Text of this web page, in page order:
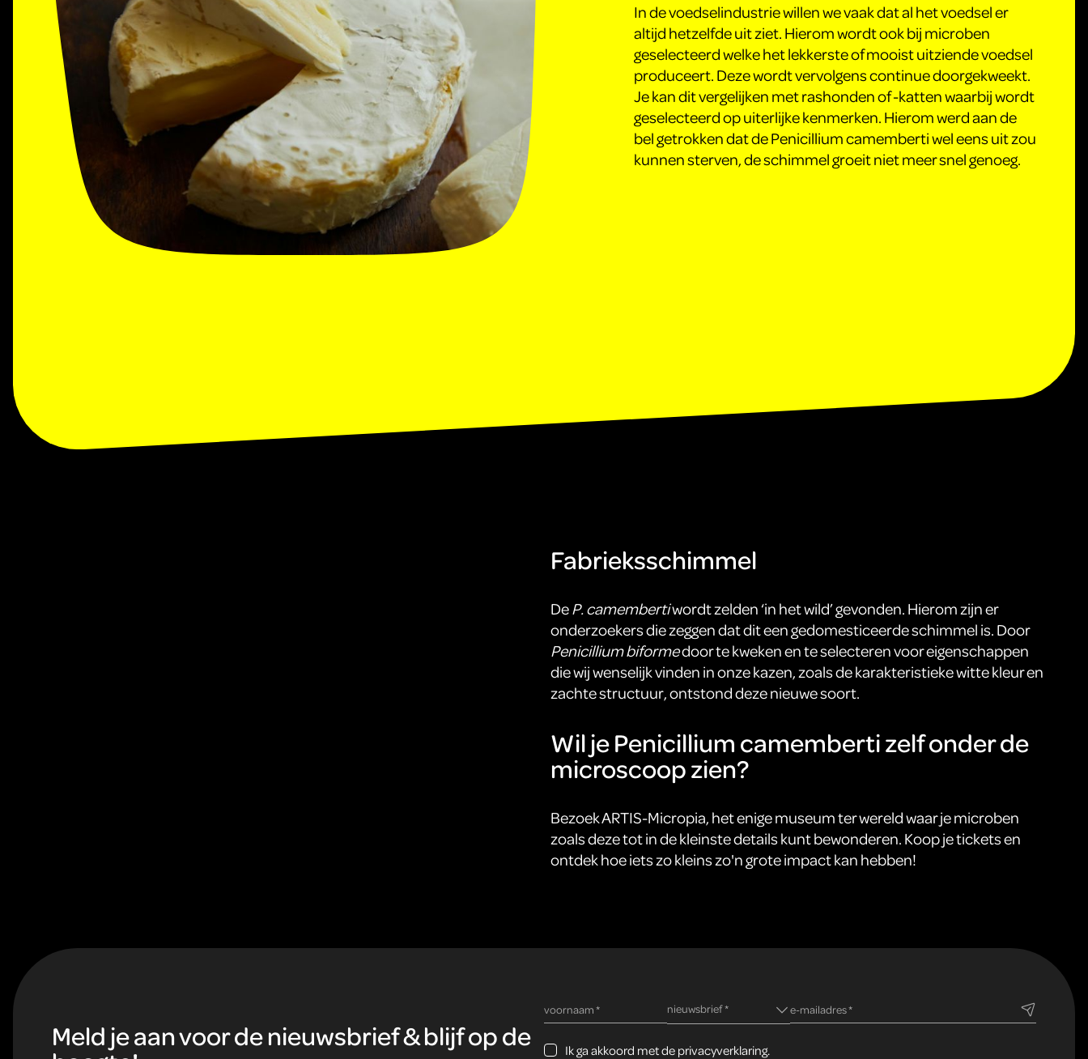
In de voedselindustrie willen we vaak dat al het voedsel er
altijd hetzelfde uit ziet. Hierom wordt ook bij microben
geselecteerd welke het lekkerste of mooist uitziende voedsel
produceert. Deze wordt vervolgens continue doorgekweekt.
Je kan dit vergelijken met rashonden of -katten waarbij wordt
geselecteerd op uiterlijke kenmerken. Hierom werd aan de
bel getrokken dat de Penicillium camemberti wel eens uit zou
kunnen sterven, de schimmel groeit niet meer snel genoeg.
Fabrieksschimmel
DeP. camembertiwordt zelden ‘in het wild’ gevonden. Hierom zijn er
onderzoekers die zeggen dat dit een gedomesticeerde schimmel is. Door
Penicillium biformedoor te kweken en te selecteren voor eigenschappen
die wij wenselijk vinden in onze kazen, zoals de karakteristieke witte kleur en
zachte structuur, ontstond deze nieuwe soort.
Wil je Penicillium camemberti zelf onder de
microscoop zien?
Bezoek ARTIS-Micropia, het enige museum ter wereld waar je microben
zoals deze tot in de kleinste details kunt bewonderen. Koop je tickets en
ontdek hoe iets zo kleins zo'n grote impact kan hebben!
F
Meld je aan voor de nieuwsbrief & blijf op de
verplicht veld
voornaam* verplicht veld
nieuwsbrief* verplicht veld
e-mailadres*
Ik ga akkoord met de privacyverklaring.